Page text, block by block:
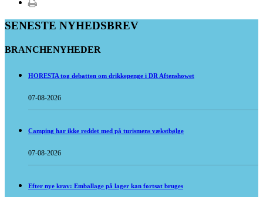
SENESTE NYHEDSBREV
BRANCHENYHEDER
HORESTA tog debatten om drikkepenge i DR Aftenshowet
07-08-2026
Camping har ikke reddet med på turismens vækstbølge
07-08-2026
Efter nye krav: Emballage på lager kan fortsat bruges